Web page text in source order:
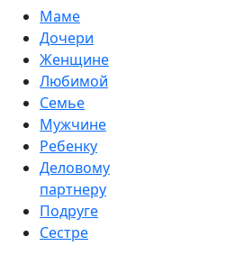
Маме
Дочери
Женщине
Любимой
Семье
Мужчине
Ребенку
Деловому
партнеру
Подруге
Сестре